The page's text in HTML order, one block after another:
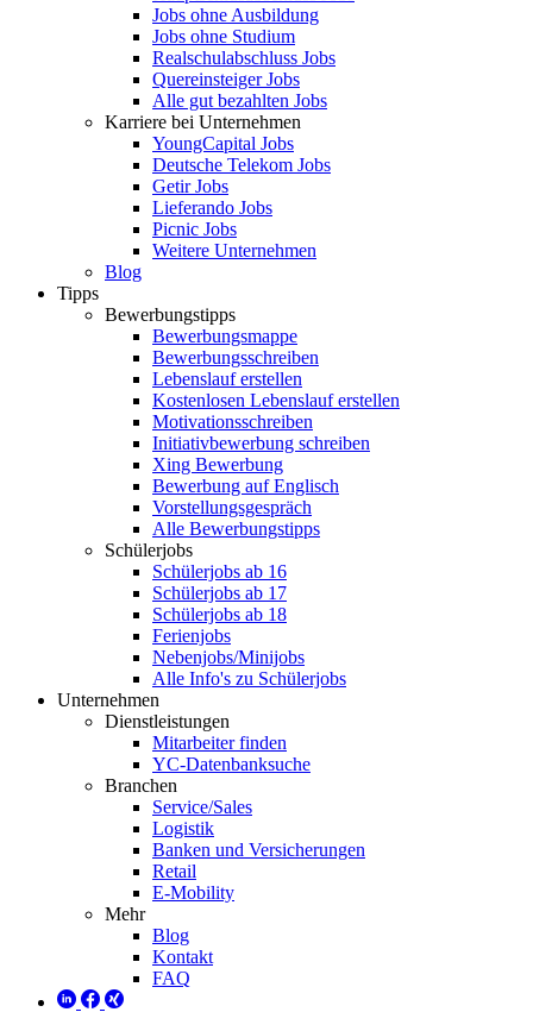
Jobs ohne Ausbildung
Jobs ohne Studium
Realschulabschluss Jobs
Quereinsteiger Jobs
Alle gut bezahlten Jobs
Karriere bei Unternehmen
YoungCapital Jobs
Deutsche Telekom Jobs
Getir Jobs
Lieferando Jobs
Picnic Jobs
Weitere Unternehmen
Blog
Tipps
Bewerbungstipps
Bewerbungsmappe
Bewerbungsschreiben
Lebenslauf erstellen
Kostenlosen Lebenslauf erstellen
Motivationsschreiben
Initiativbewerbung schreiben
Xing Bewerbung
Bewerbung auf Englisch
Vorstellungsgespräch
Alle Bewerbungstipps
Schülerjobs
Schülerjobs ab 16
Schülerjobs ab 17
Schülerjobs ab 18
Ferienjobs
Nebenjobs/Minijobs
Alle Info's zu Schülerjobs
Unternehmen
Dienstleistungen
Mitarbeiter finden
YC-Datenbanksuche
Branchen
Service/Sales
Logistik
Banken und Versicherungen
Retail
E-Mobility
Mehr
Blog
Kontakt
FAQ